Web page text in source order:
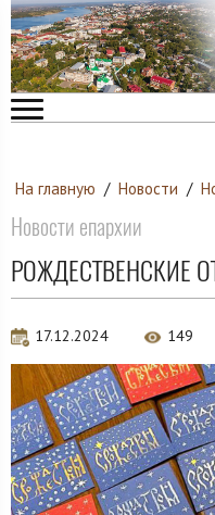
На главную / Новости /
Новости епархии
РОЖДЕСТВЕНСКИЕ
17.12.2024 149